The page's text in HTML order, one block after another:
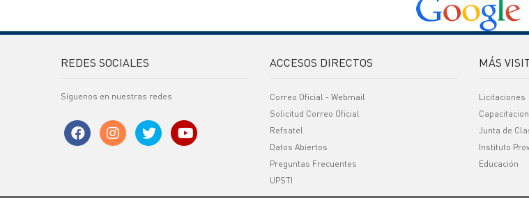
REDES SOCIALES
Síguenos en nuestras redes
ACCESOS DIRECTOS
Correo Oficial - Webmail
Solicitud Correo Oficial
Refsatel
Datos Abiertos
Preguntas Frecuentes
UPSTI
MÁS
Licitaciones
Junta de
Instituto
Educación